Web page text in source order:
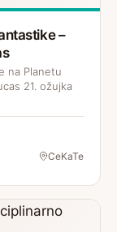
–
na Planetu
21. ožujka
CeKaTe